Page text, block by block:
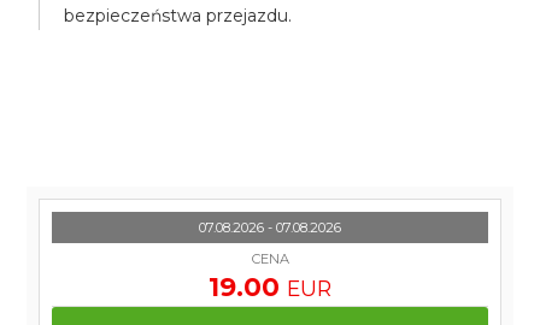
bezpieczeństwa przejazdu.
07.08.2026 - 07.08.2026
CENA
19.00 EUR